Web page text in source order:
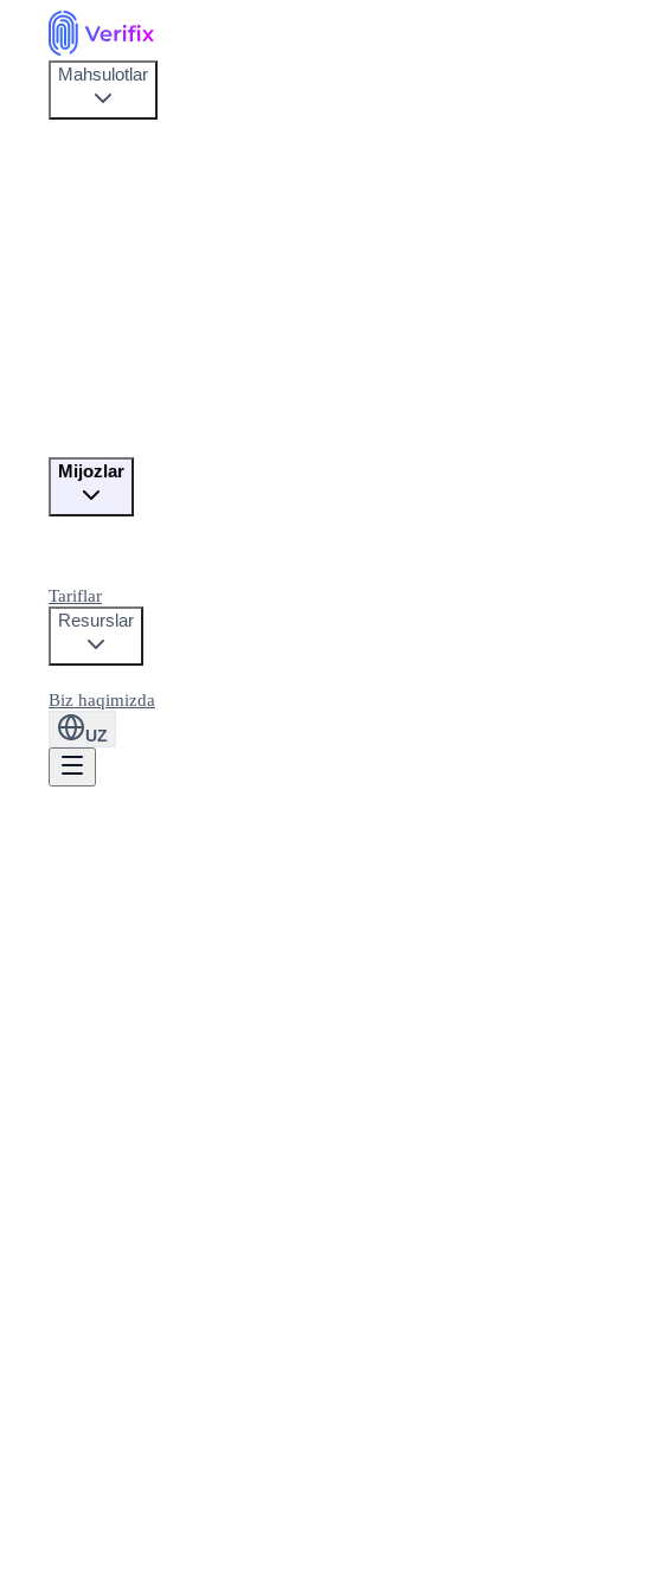
Mahsulotlar
Mijozlar
Tariflar
Resurslar
Biz haqimizda
UZ